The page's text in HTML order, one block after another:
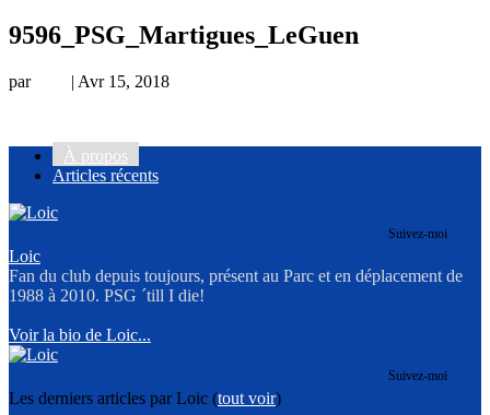
9596_PSG_Martigues_LeGuen
par | Avr 15, 2018
À propos
Articles récents
Suivez-moi
Loic
Fan du club depuis toujours, présent au Parc et en déplacement de
1988 à 2010. PSG ´till I die!
Voir la bio de Loic...
Suivez-moi
Les derniers articles par Loic (tout voir)